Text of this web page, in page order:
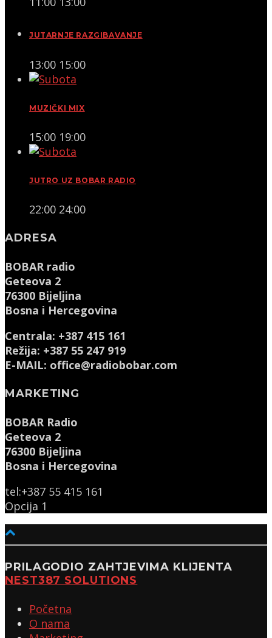
JUTARNJE RAZGIBAVANJE
13:00 15:00
MUZIČKI MIX
15:00 19:00
JUTRO UZ BOBAR RADIO
22:00 24:00
ADRESA
BOBAR radio
Geteova 2
76300 Bijeljina
Bosna i Hercegovina
Centrala: +387 415 161
Režija: +387 55 247 919
E-MAIL: office@radiobobar.com
MARKETING
BOBAR Radio
Geteova 2
76300 Bijeljina
Bosna i Hercegovina
tel:+387 55 415 161
Opcija 1
PRILAGODIO ZAHTJEVIMA KLIJENTA
NEST387 SOLUTIONS
Početna
O nama